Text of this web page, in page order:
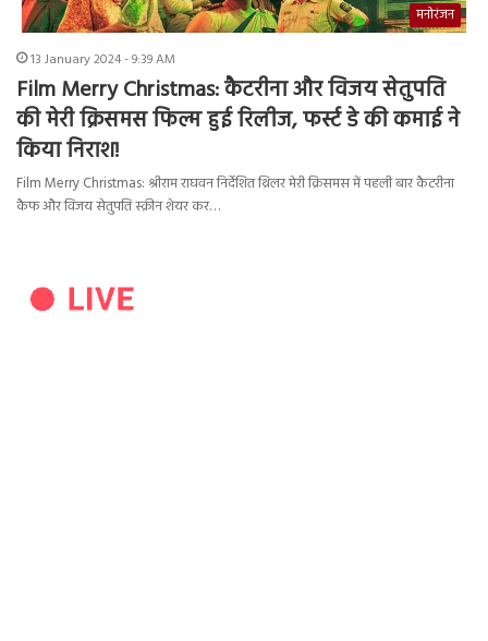
मनोरंजन
13 January 2024 - 9:39 AM
Film Merry Christmas: कैटरीना और विजय सेतुपति
की मेरी क्रिसमस फिल्म हुई रिलीज, फर्स्ट डे की कमाई ने
किया निराश!
Film Merry Christmas: श्रीराम राघवन निर्देशित थ्रिलर मेरी क्रिसमस में पहली बार कैटरीना
कैफ और विजय सेतुपति स्क्रीन शेयर कर…